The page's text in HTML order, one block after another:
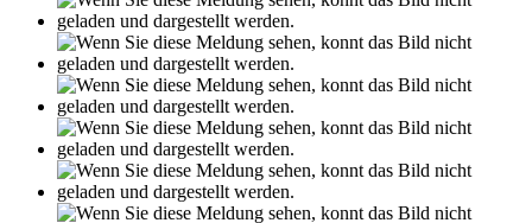
Leseprobe aus 33 Seiten